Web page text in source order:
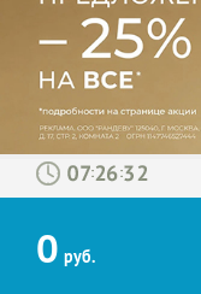
: :
0 руб.